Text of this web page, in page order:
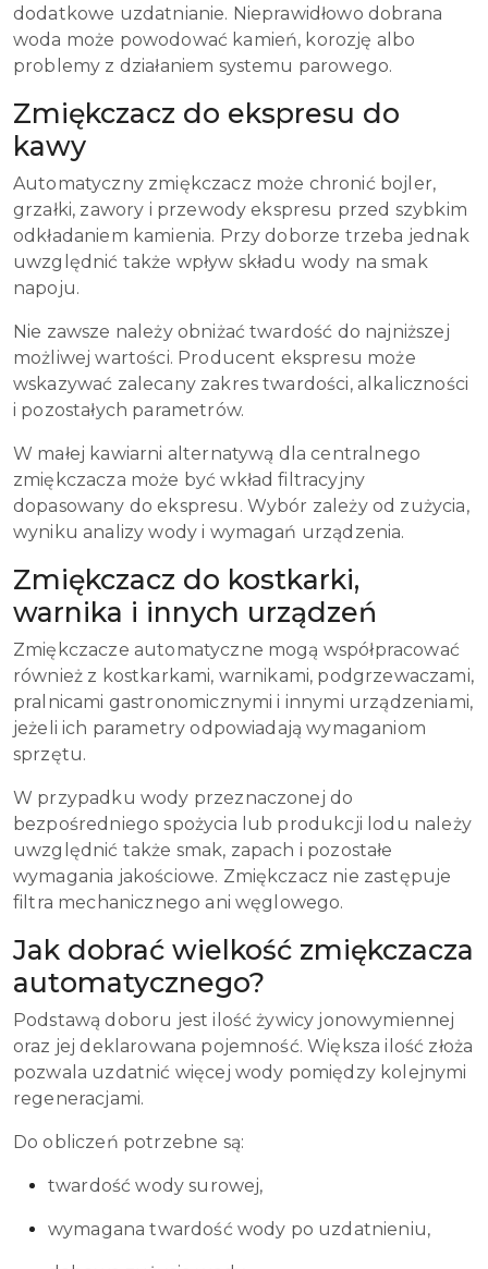
dodatkowe uzdatnianie. Nieprawidłowo dobrana
woda może powodować kamień, korozję albo
problemy z działaniem systemu parowego.
Zmiękczacz do ekspresu do
kawy
Automatyczny zmiękczacz może chronić bojler,
grzałki, zawory i przewody ekspresu przed szybkim
odkładaniem kamienia. Przy doborze trzeba jednak
uwzględnić także wpływ składu wody na smak
napoju.
Nie zawsze należy obniżać twardość do najniższej
możliwej wartości. Producent ekspresu może
wskazywać zalecany zakres twardości, alkaliczności
i pozostałych parametrów.
W małej kawiarni alternatywą dla centralnego
zmiękczacza może być wkład filtracyjny
dopasowany do ekspresu. Wybór zależy od zużycia,
wyniku analizy wody i wymagań urządzenia.
Zmiękczacz do kostkarki,
warnika i innych urządzeń
Zmiękczacze automatyczne mogą współpracować
również z kostkarkami, warnikami, podgrzewaczami,
pralnicami gastronomicznymi i innymi urządzeniami,
jeżeli ich parametry odpowiadają wymaganiom
sprzętu.
W przypadku wody przeznaczonej do
bezpośredniego spożycia lub produkcji lodu należy
uwzględnić także smak, zapach i pozostałe
wymagania jakościowe. Zmiękczacz nie zastępuje
filtra mechanicznego ani węglowego.
Jak dobrać wielkość zmiękczacza
automatycznego?
Podstawą doboru jest ilość żywicy jonowymiennej
oraz jej deklarowana pojemność. Większa ilość złoża
pozwala uzdatnić więcej wody pomiędzy kolejnymi
regeneracjami.
Do obliczeń potrzebne są:
twardość wody surowej,
wymagana twardość wody po uzdatnieniu,